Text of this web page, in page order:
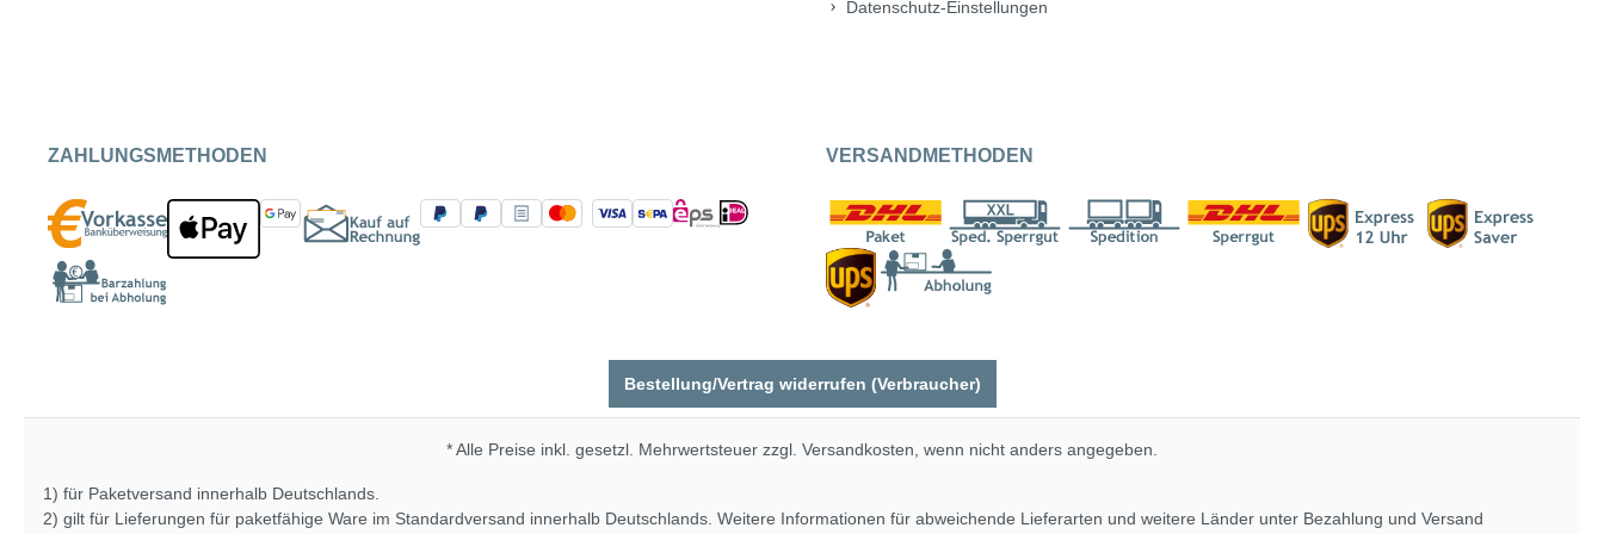
Datenschutz-Einstellungen
ZAHLUNGSMETHODEN VERSANDMETHODEN
Bestellung/Vertrag widerrufen (Verbraucher)
* Alle Preise inkl. gesetzl. Mehrwertsteuer zzgl. Versandkosten , wenn nicht anders angegeben.
1) für Paketversand innerhalb Deutschlands.
2) gilt für Lieferungen für paketfähige Ware im Standardversand innerhalb Deutschlands. Weitere Informationen für abweichende Lieferarten und weitere Länder unter Bezahlung und Versand